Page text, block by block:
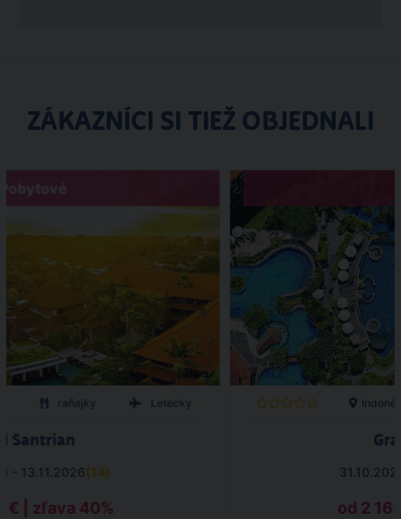
ZÁKAZNÍCI SI TIEŽ OBJEDNALI
raňajky Letecky
Santrian
- 13.11.2026(14)
€ | zľava 40% od 2